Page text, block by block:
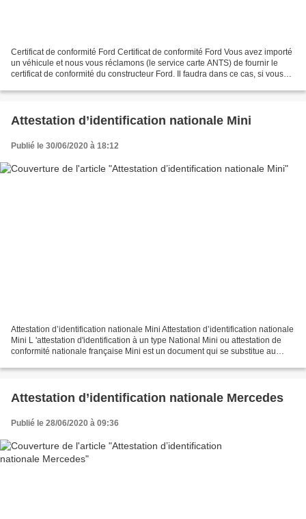
Certificat de conformité Ford Certificat de conformité Ford Vous avez importé
un véhicule et nous vous réclamons (le service carte ANTS) de fournir le
certificat de conformité du constructeur Ford. Il faudra dans ce cas, si vous
Attestation d’identification nationale Mini
Publié le 30/06/2020 à 18:12
Attestation d’identification nationale Mini Attestation d’identification nationale
Mini L 'attestation d'identification à un type National Mini ou attestation de
conformité nationale française Mini est un document qui se substitue au
Attestation d’identification nationale Mercedes
Publié le 28/06/2020 à 09:36